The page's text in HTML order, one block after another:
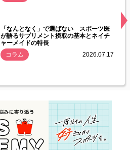
「なんとなく」で選ばない スポーツ医
が語るサプリメント摂取の基本とネイチ
ャーメイドの特長
コラム
2026.07.17